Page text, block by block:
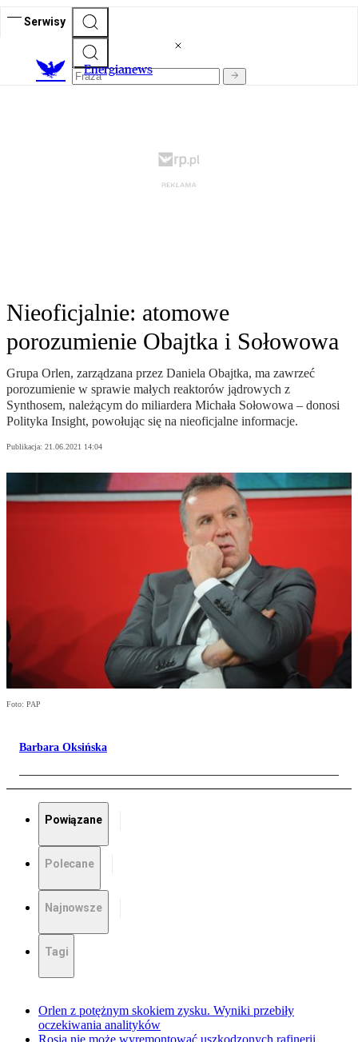
Serwisy
Energianews
Nieoficjalnie: atomowe
porozumienie Obajtka i Sołowowa
Grupa Orlen, zarządzana przez Daniela Obajtka, ma zawrzeć
porozumienie w sprawie małych reaktorów jądrowych z
Synthosem, należącym do miliardera Michała Sołowowa – donosi
Polityka Insight, powołując się na nieoficjalne informacje.
Publikacja: 21.06.2021 14:04
Foto: PAP
Barbara Oksińska
Powiązane
Polecane
Najnowsze
Tagi
Orlen z potężnym skokiem zysku. Wyniki przebiły
oczekiwania analityków
Rosja nie może wyremontować uszkodzonych rafinerii.